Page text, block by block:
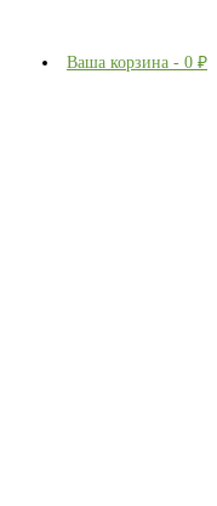
Ваша корзина - 0 ₽